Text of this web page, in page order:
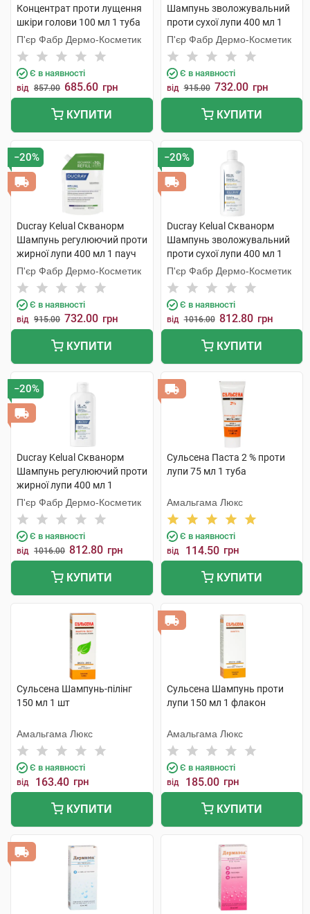
Концентрат проти лущення
шкіри голови 100 мл 1 туба
П'єр Фабр Дермо-Косметик
Є в наявності
від 857.00 685.60 грн
КУПИТИ
Шампунь зволожувальний
проти сухої лупи 400 мл 1
пауч
П'єр Фабр Дермо-Косметик
Є в наявності
від 915.00 732.00 грн
КУПИТИ
−20%
Ducray Kelual Скванорм
Шампунь регулюючий проти
жирної лупи 400 мл 1 пауч
П'єр Фабр Дермо-Косметик
Є в наявності
від 915.00 732.00 грн
КУПИТИ
−20%
Ducray Kelual Скванорм
Шампунь зволожувальний
проти сухої лупи 400 мл 1
флакон
П'єр Фабр Дермо-Косметик
Є в наявності
від 1016.00 812.80 грн
КУПИТИ
−20%
Ducray Kelual Скванорм
Шампунь регулюючий проти
жирної лупи 400 мл 1
флакон
П'єр Фабр Дермо-Косметик
Є в наявності
від 1016.00 812.80 грн
КУПИТИ
Сульсена Паста 2 % проти
лупи 75 мл 1 туба
Амальгама Люкс
Є в наявності
від 114.50 грн
КУПИТИ
Сульсена Шампунь-пілінг
150 мл 1 шт
Амальгама Люкс
Є в наявності
від 163.40 грн
КУПИТИ
Сульсена Шампунь проти
лупи 150 мл 1 флакон
Амальгама Люкс
Є в наявності
від 185.00 грн
КУПИТИ